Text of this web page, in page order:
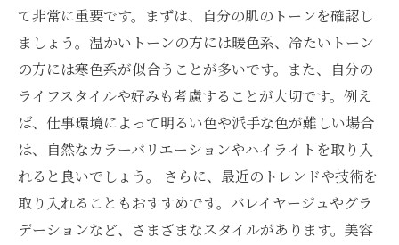
て非常に重要です。まずは、自分の肌のトーンを確認し
ましょう。温かいトーンの方には暖色系、冷たいトーン
の方には寒色系が似合うことが多いです。また、自分の
ライフスタイルや好みも考慮することが大切です。例え
ば、仕事環境によって明るい色や派手な色が難しい場合
は、自然なカラーバリエーションやハイライトを取り入
れると良いでしょう。 さらに、最近のトレンドや技術を
取り入れることもおすすめです。バレイヤージュやグラ
デーションなど、さまざまなスタイルがあります。美容